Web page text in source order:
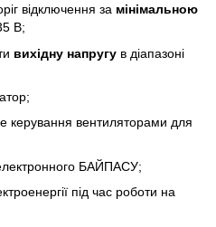
відключення за мінімальною
В;
вихідну напругу в діапазоні
керування вентиляторами для
електронного БАЙПАСУ;
під час роботи на